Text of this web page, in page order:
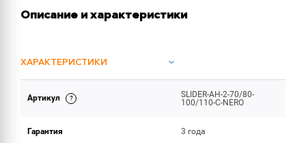
Описание и характеристики
ХАРАКТЕРИСТИКИ
ОБЪЕМ ПОСТАВКИ
Артикул
SLIDER-AH-2-70/80-
100/110-C-NERO
Гарантия 3 года